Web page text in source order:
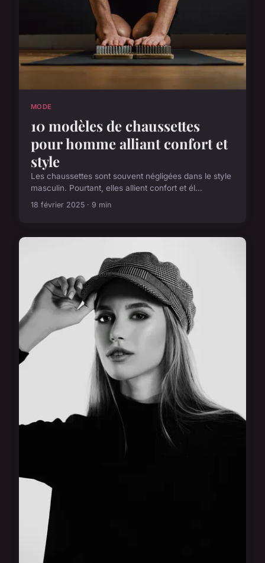
MODE
10 modèles de chaussettes
pour homme alliant confort et
style
Les chaussettes sont souvent négligées dans le style
masculin. Pourtant, elles allient confort et él...
18 février 2025 · 9 min